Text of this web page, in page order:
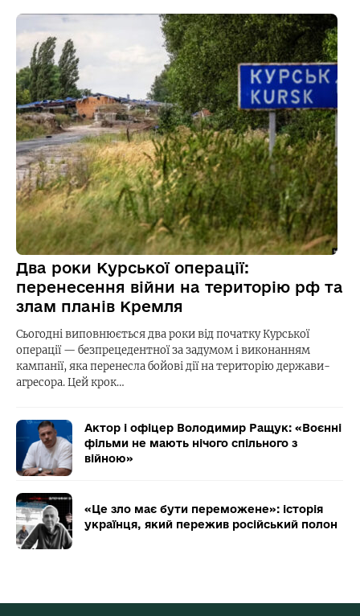
Два роки Курської операції:
перенесення війни на територію рф та
злам планів Кремля
Сьогодні виповнюється два роки від початку Курської
операції — безпрецедентної за задумом і виконанням
кампанії, яка перенесла бойові дії на територію держави-
агресора. Цей крок…
Актор і офіцер Володимир Ращук: «Воєнні
фільми не мають нічого спільного з
війною»
«Це зло має бути переможене»: історія
українця, який пережив російський полон